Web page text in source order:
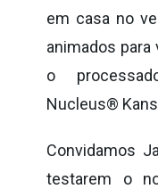
em casa no
animados para
o
Nucleus®
Convidamos
testarem o